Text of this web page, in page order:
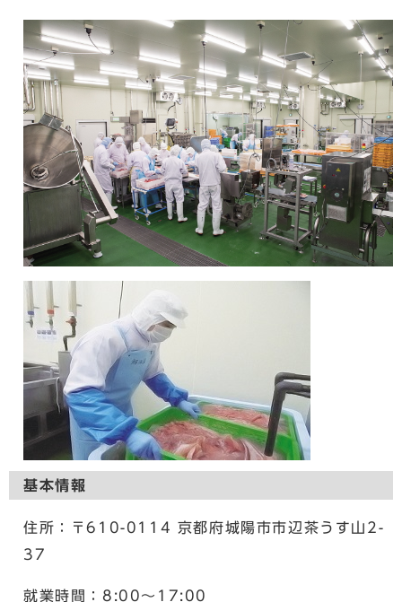
基本情報
住所：〒610-0114 京都府城陽市市辺茶うす山2-
37
就業時間：8:00〜17:00